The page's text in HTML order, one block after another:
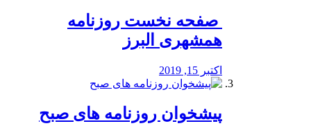
️ صفحه نخست روزنامه‌
همشهری البرز
اکتبر 15, 2019
پیشخوان روزنامه های صبح